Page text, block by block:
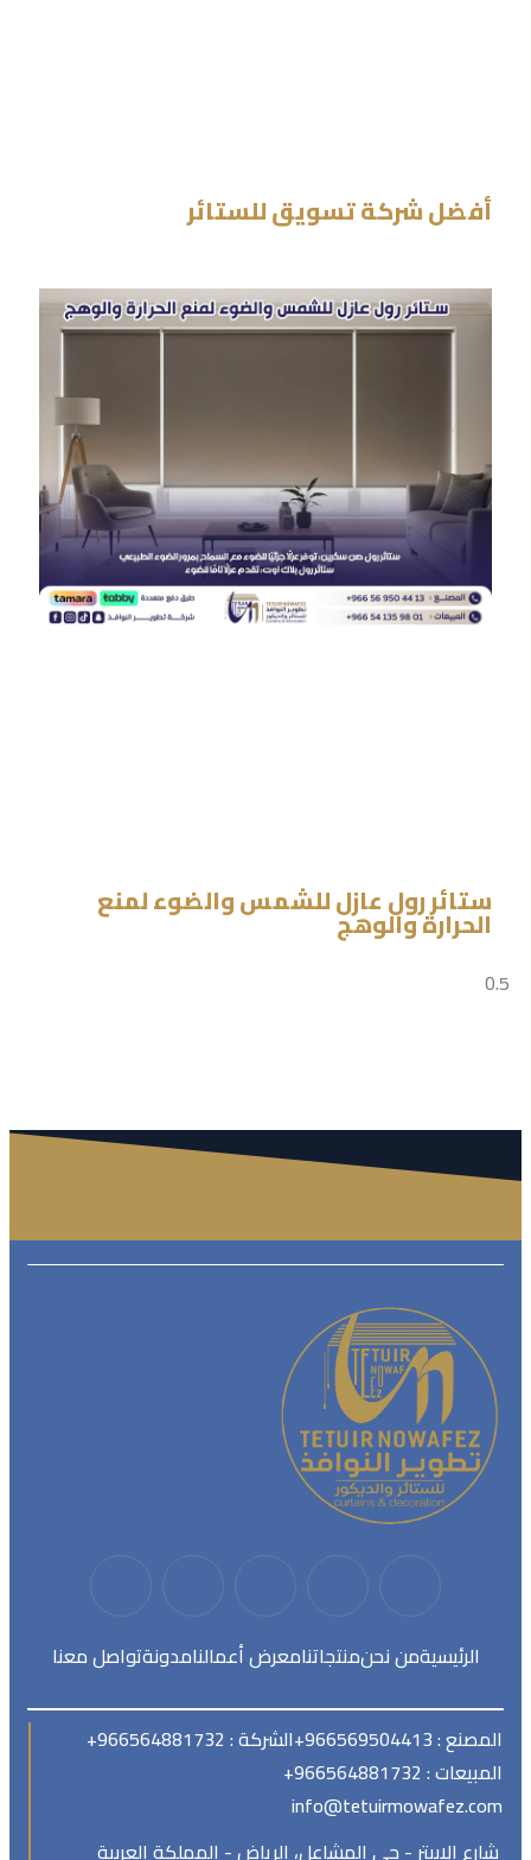
أفضل شركة تسويق للستائر
ستائر رول عازل للشمس والضوء لمنع
الحرارة والوهج
الرئيسيةمن نحنمنتجاتنامعرض أعمالنامدونةتواصل معنا
المصنع : 966569504413+
الشركة : 966564881732+
المبيعات : 966564881732+
info@tetuirmowafez.com
شارع الابيتر - حي المشاعل، الرياض - المملكة العربية